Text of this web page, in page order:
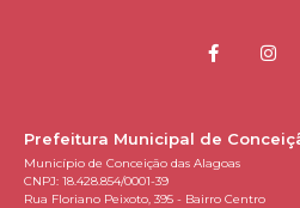
Prefeitura Municipal de
Município de Conceição das Alagoas
CNPJ: 18.428.854/0001-39
Rua Floriano Peixoto, 395 - Bairro Centro